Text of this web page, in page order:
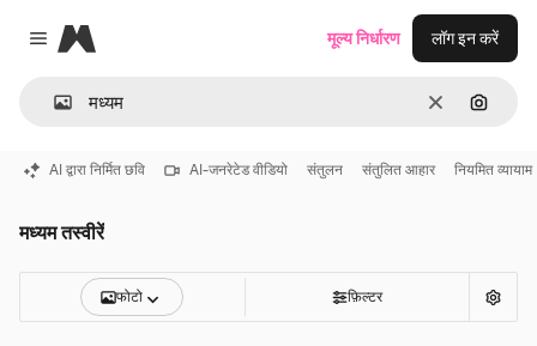
Close menu
Magnific
साफ़ इमेज से
मूल्य निर्धारण लॉग इन करें
AI द्वारा निर्मित छवि AI-जनरेटेड वीडियो संतुलन संतुलित आहार नियमित व्यायाम
मध्यम तस्वीरें
फोटो फ़िल्टर